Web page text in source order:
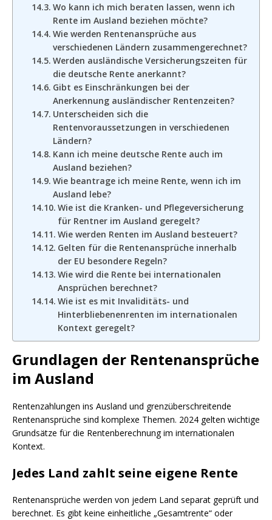
Wo kann ich mich beraten lassen, wenn ich
Rente im Ausland beziehen möchte?
Wie werden Rentenansprüche aus
verschiedenen Ländern zusammengerechnet?
Werden ausländische Versicherungszeiten für
die deutsche Rente anerkannt?
Gibt es Einschränkungen bei der
Anerkennung ausländischer Rentenzeiten?
Unterscheiden sich die
Rentenvoraussetzungen in verschiedenen
Ländern?
Kann ich meine deutsche Rente auch im
Ausland beziehen?
Wie beantrage ich meine Rente, wenn ich im
Ausland lebe?
Wie ist die Kranken- und Pflegeversicherung
für Rentner im Ausland geregelt?
Wie werden Renten im Ausland besteuert?
Gelten für die Rentenansprüche innerhalb
der EU besondere Regeln?
Wie wird die Rente bei internationalen
Ansprüchen berechnet?
Wie ist es mit Invaliditäts- und
Hinterbliebenenrenten im internationalen
Kontext geregelt?
Grundlagen der Rentenansprüche
im Ausland
Rentenzahlungen ins Ausland und grenzüberschreitende
Rentenansprüche sind komplexe Themen. 2024 gelten wichtige
Grundsätze für die Rentenberechnung im internationalen
Kontext.
Jedes Land zahlt seine eigene Rente
Rentenansprüche werden von jedem Land separat geprüft und
berechnet. Es gibt keine einheitliche „Gesamtrente“ oder